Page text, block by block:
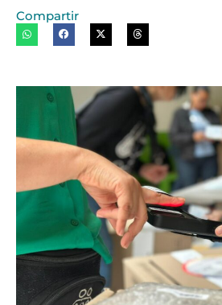
Compartir